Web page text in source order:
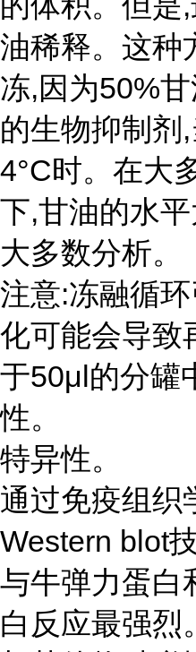
油稀释。这种
冻,因为50%
的生物抑制剂
4°C时。在大
下,甘油的水
大多数分析。
注意:冻融循
化可能会导致
于50μl的分罐
性。
特异性。
通过免疫组织
Western blot
与牛弹力蛋白
白反应最强烈